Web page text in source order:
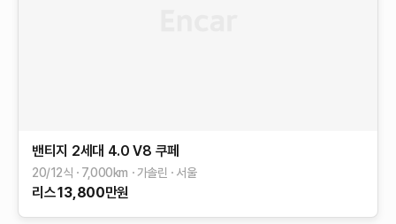
밴티지 2세대 4.0 V8 쿠페
20/12식 7,000km 가솔린 서울
리스13,800만원